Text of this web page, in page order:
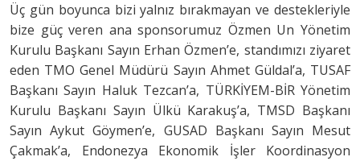
Üç gün boyunca bizi yalnız bırakmayan ve destekleriyle
bize güç veren ana sponsorumuz Özmen Un Yönetim
Kurulu Başkanı Sayın Erhan Özmen’e, standımızı ziyaret
eden TMO Genel Müdürü Sayın Ahmet Güldal’a, TUSAF
Başkanı Sayın Haluk Tezcan’a, TÜRKİYEM-BİR Yönetim
Kurulu Başkanı Sayın Ülkü Karakuş’a, TMSD Başkanı
Sayın Aykut Göymen’e, GUSAD Başkanı Sayın Mesut
Çakmak’a, Endonezya Ekonomik İşler Koordinasyon